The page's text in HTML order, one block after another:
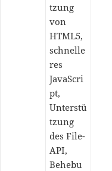
tzung
von
HTML5,
schnelle
res
JavaScri
pt,
Unterstü
tzung
des File-
API,
Behebu